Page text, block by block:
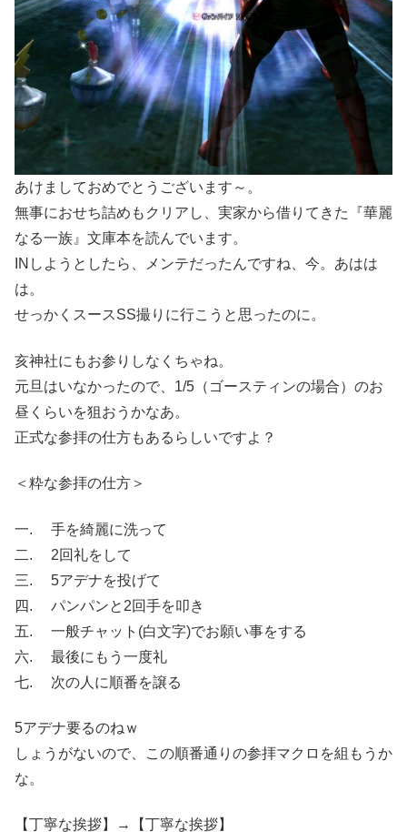
あけましておめでとうございます～。
無事におせち詰めもクリアし、実家から借りてきた『華麗
なる一族』文庫本を読んでいます。
INしようとしたら、メンテだったんですね、今。あはは
は。
せっかくスースSS撮りに行こうと思ったのに。
亥神社にもお参りしなくちゃね。
元旦はいなかったので、1/5（ゴースティンの場合）のお
昼くらいを狙おうかなあ。
正式な参拝の仕方もあるらしいですよ？
＜粋な参拝の仕方＞
一. 手を綺麗に洗って
二. 2回礼をして
三. 5アデナを投げて
四. パンパンと2回手を叩き
五. 一般チャット(白文字)でお願い事をする
六. 最後にもう一度礼
七. 次の人に順番を譲る
5アデナ要るのねｗ
しょうがないので、この順番通りの参拝マクロを組もうか
な。
【丁寧な挨拶】→【丁寧な挨拶】